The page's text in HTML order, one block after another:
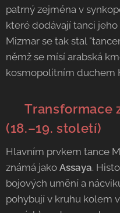
patrný zejména v
které dodávají tanci
Mizmar se tak stal
němž se mísí arabská
kosmopolitním duchem
⚔️ Transformace
(18.–19. století)
Hlavním prvkem tance
známá jako Assaya.
bojových umění a
pohybují v kruhu kolem